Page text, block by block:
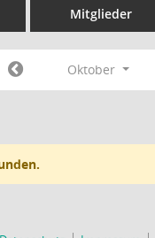
Mitglieder
Oktober